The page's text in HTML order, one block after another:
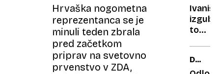
Hrvaška nogometna
reprezentanca se je
minuli teden zbrala
pred začetkom
priprav na svetovno
prvenstvo v ZDA,
SPOR
izgubil
tožbo
ženi
DRUG
PROTI